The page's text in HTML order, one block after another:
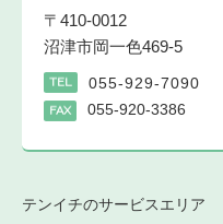
〒410-0012
沼津市岡一色469-5
TEL 055-929-7090
FAX 055-920-3386
テンイチのサービスエリア